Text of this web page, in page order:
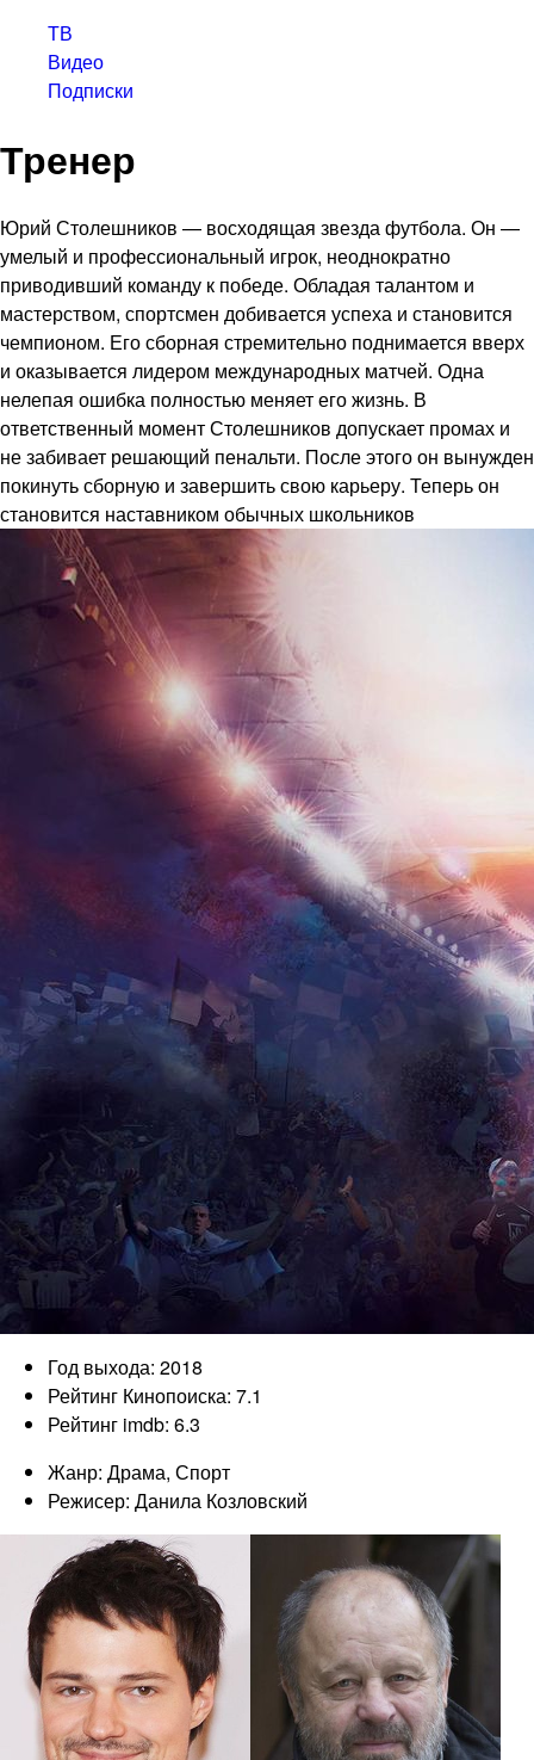
ТВ
Видео
Подписки
Тренер
Юрий Столешников — восходящая звезда футбола. Он —
умелый и профессиональный игрок, неоднократно
приводивший команду к победе. Обладая талантом и
мастерством, спортсмен добивается успеха и становится
чемпионом. Его сборная стремительно поднимается вверх
и оказывается лидером международных матчей. Одна
нелепая ошибка полностью меняет его жизнь. В
ответственный момент Столешников допускает промах и
не забивает решающий пенальти. После этого он вынужден
покинуть сборную и завершить свою карьеру. Теперь он
становится наставником обычных школьников
Год выхода: 2018
Рейтинг Кинопоиска: 7.1
Рейтинг imdb: 6.3
Жанр: Драма, Спорт
Режисер: Данила Козловский